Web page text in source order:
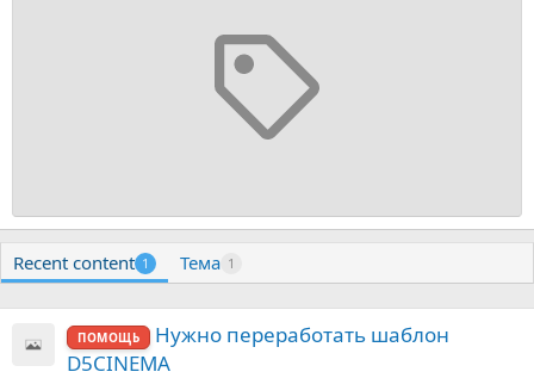
Recent content 1 Тема 1
ПОМОЩЬ
Нужно переработать шаблон
D5CINEMA